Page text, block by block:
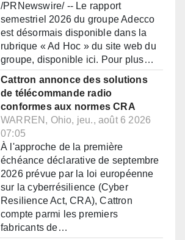
/PRNewswire/ -- Le rapport
semestriel 2026 du groupe Adecco
est désormais disponible dans la
rubrique « Ad Hoc » du site web du
groupe, disponible ici. Pour plus…
Cattron annonce des solutions
de télécommande radio
conformes aux normes CRA
WARREN, Ohio, jeu., août 6 2026
07:05
À l'approche de la première
échéance déclarative de septembre
2026 prévue par la loi européenne
sur la cyberrésilience (Cyber
Resilience Act, CRA), Cattron
compte parmi les premiers
fabricants de…